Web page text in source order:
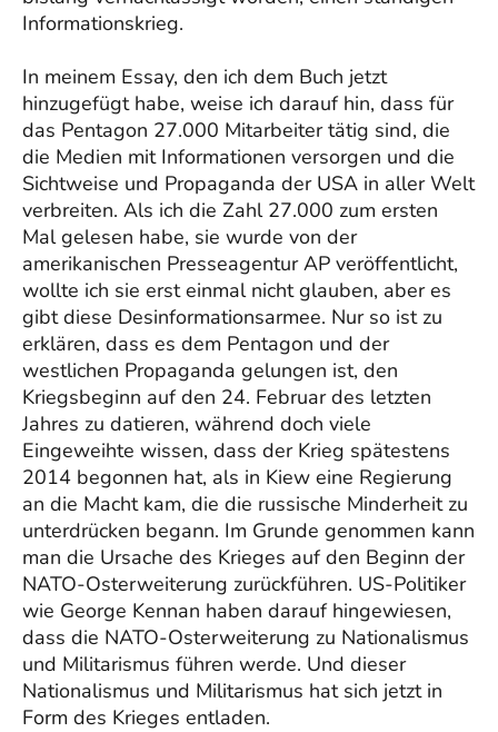
Informationskrieg.
In meinem Essay, den ich dem Buch jetzt
hinzugefügt habe, weise ich darauf hin, dass für
das Pentagon 27.000 Mitarbeiter tätig sind, die
die Medien mit Informationen versorgen und die
Sichtweise und Propaganda der USA in aller Welt
verbreiten. Als ich die Zahl 27.000 zum ersten
Mal gelesen habe, sie wurde von der
amerikanischen Presseagentur AP veröffentlicht,
wollte ich sie erst einmal nicht glauben, aber es
gibt diese Desinformationsarmee. Nur so ist zu
erklären, dass es dem Pentagon und der
westlichen Propaganda gelungen ist, den
Kriegsbeginn auf den 24. Februar des letzten
Jahres zu datieren, während doch viele
Eingeweihte wissen, dass der Krieg spätestens
2014 begonnen hat, als in Kiew eine Regierung
an die Macht kam, die die russische Minderheit zu
unterdrücken begann. Im Grunde genommen kann
man die Ursache des Krieges auf den Beginn der
NATO-Osterweiterung zurückführen. US-Politiker
wie George Kennan haben darauf hingewiesen,
dass die NATO-Osterweiterung zu Nationalismus
und Militarismus führen werde. Und dieser
Nationalismus und Militarismus hat sich jetzt in
Form des Krieges entladen.